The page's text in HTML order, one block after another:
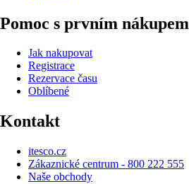
Pomoc s prvním nákupem
Jak nakupovat
Registrace
Rezervace času
Oblíbené
Kontakt
itesco.cz
Zákaznické centrum - 800 222 555
Naše obchody